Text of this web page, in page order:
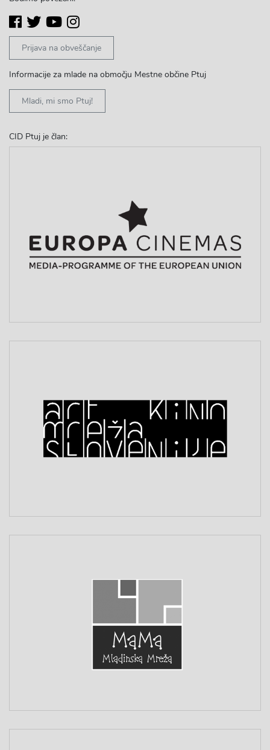
Prijava na obveščanje
Informacije za mlade na območju Mestne občine Ptuj
Mladi, mi smo Ptuj!
CID Ptuj je član: